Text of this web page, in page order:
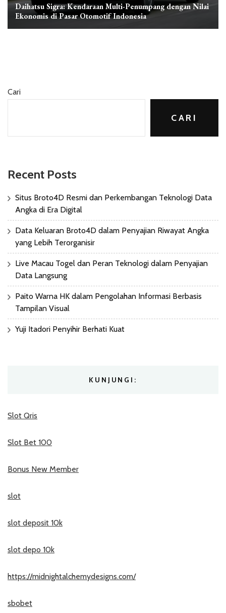
Daihatsu Sigra: Kendaraan Multi-Penumpang dengan Nilai
Ekonomis di Pasar Otomotif Indonesia
Cari
CARI
Recent Posts
Situs Broto4D Resmi dan Perkembangan Teknologi Data
Angka di Era Digital
Data Keluaran Broto4D dalam Penyajian Riwayat Angka
yang Lebih Terorganisir
Live Macau Togel dan Peran Teknologi dalam Penyajian
Data Langsung
Paito Warna HK dalam Pengolahan Informasi Berbasis
Tampilan Visual
Yuji Itadori Penyihir Berhati Kuat
KUNJUNGI:
Slot Qris
Slot Bet 100
Bonus New Member
slot
slot deposit 10k
slot depo 10k
https://midnightalchemydesigns.com/
sbobet